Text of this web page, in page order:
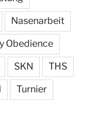
Nasenarbeit
Obedience
SKN THS
Turnier